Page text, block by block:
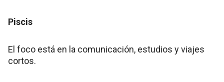
Piscis
El foco está en la comunicación, estudios y viajes
cortos.